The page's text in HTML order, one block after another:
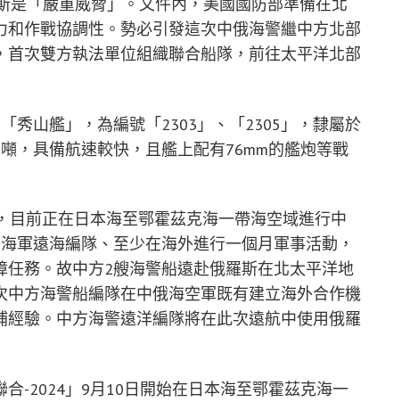
是「嚴重威脅」。文件內，美國國防部準備在北
作戰協調性。勢必引發這次中俄海警繼中方北部
次雙方執法單位組織聯合船隊，前往太平洋北部
秀山艦」，為編號「2303」、「2305」，隸屬於
，具備航速較快，且艦上配有76mm的艦炮等戰
前正在日本海至鄂霍茲克海一帶海空域進行中
遠海編隊、至少在海外進行一個月軍事活動，
務。故中方2艘海警船遠赴俄羅斯在北太平洋地
方海警船編隊在中俄海空軍既有建立海外合作機
驗。中方海警遠洋編隊將在此次遠航中使用俄羅
-2024」9月10日開始在日本海至鄂霍茲克海一